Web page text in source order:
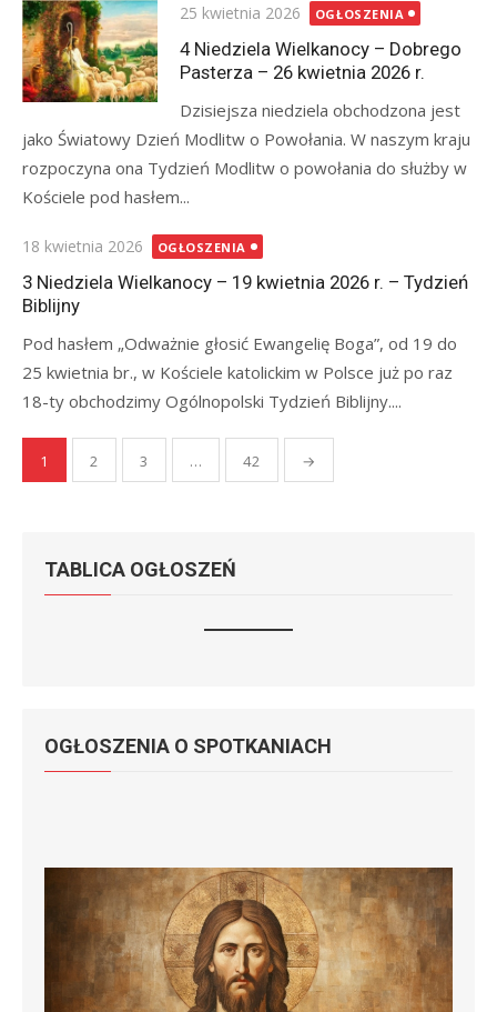
Posted
on
25 kwietnia 2026 OGŁOSZENIA
4 Niedziela Wielkanocy – Dobrego
Pasterza – 26 kwietnia 2026 r.
Dzisiejsza niedziela obchodzona jest
jako Światowy Dzień Modlitw o Powołania. W naszym kraju
rozpoczyna ona Tydzień Modlitw o powołania do służby w
Kościele pod hasłem...
Posted
on
18 kwietnia 2026 OGŁOSZENIA
3 Niedziela Wielkanocy – 19 kwietnia 2026 r. – Tydzień
Biblijny
Pod hasłem „Odważnie głosić Ewangelię Boga”, od 19 do
25 kwietnia br., w Kościele katolickim w Polsce już po raz
18-ty obchodzimy Ogólnopolski Tydzień Biblijny....
Stronicowanie
wpisów
1 2 3 … 42 →
TABLICA OGŁOSZEŃ
OGŁOSZENIA O SPOTKANIACH